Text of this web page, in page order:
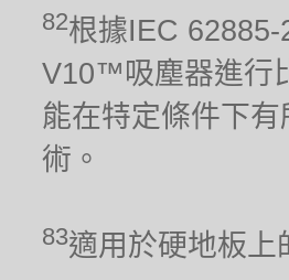
82根據IEC
V10™吸塵器進行
能在特定條件下
術。
83適用於硬地板上